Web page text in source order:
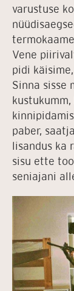
varustuse
Vene
pidi
Sinna sisse
paber,
lisandus ka
sisu ette
seniajani